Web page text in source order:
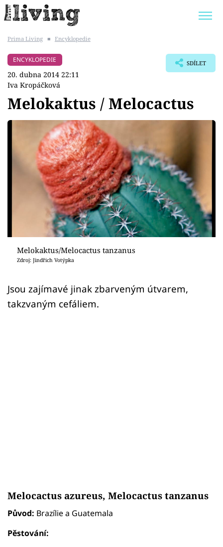
BYDLENÍ SLAVNÝCH
Témata
Bydlení
Zahrada
Design
Sledujte prima+
Přihlášení
Sledujte nás
Prima Living ■ Encyklopedie
ENCYKLOPEDIE
20. dubna 2014 22:11
Iva Kropáčková
SDÍLET
Melokaktus / Melocactus
Melokaktus/Melocactus tanzanus
Zdroj: Jindřich Votýpka
Jsou zajímavé jinak zbarveným útvarem,
takzvaným cefáliem.
Melocactus azureus, Melocactus tanzanus
Původ: Brazílie a Guatemala
Pěstování: